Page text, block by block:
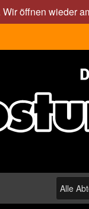
öffnen wieder